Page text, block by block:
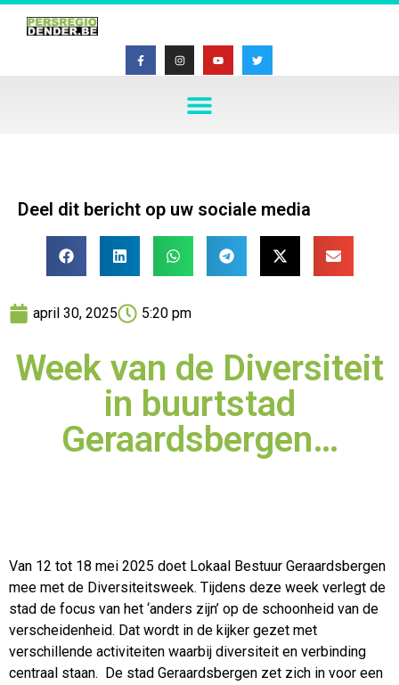
Deel dit bericht op uw sociale media
april 30, 2025 5:20 pm
Week van de Diversiteit
in buurtstad
Geraardsbergen…
Van 12 tot 18 mei 2025 doet Lokaal Bestuur Geraardsbergen
mee met de Diversiteitsweek. Tijdens deze week verlegt de
stad de focus van het ‘anders zijn’ op de schoonheid van de
verscheidenheid. Dat wordt in de kijker gezet met
verschillende activiteiten waarbij diversiteit en verbinding
centraal staan. De stad Geraardsbergen zet zich in voor een